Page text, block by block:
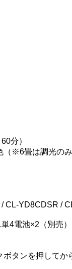
分）
（※6畳は調光のみ
CL-YD8CDSR /
4電池×2（別売
タンを押してか